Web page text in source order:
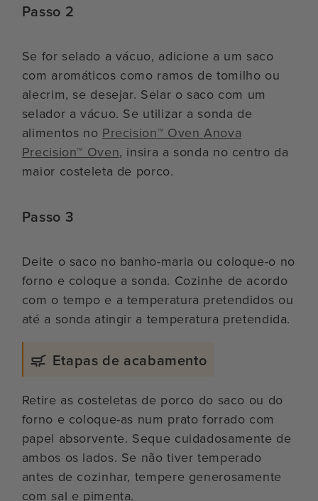
Passo 2
Se for selado a vácuo, adicione a um saco
com aromáticos como ramos de tomilho ou
alecrim, se desejar. Selar o saco com um
selador a vácuo. Se utilizar a sonda de
alimentos no Precision™ Oven Anova
Precision™ Oven, insira a sonda no centro da
maior costeleta de porco.
Passo 3
Deite o saco no banho-maria ou coloque-o no
forno e coloque a sonda. Cozinhe de acordo
com o tempo e a temperatura pretendidos ou
até a sonda atingir a temperatura pretendida.
Etapas de acabamento
Retire as costeletas de porco do saco ou do
forno e coloque-as num prato forrado com
papel absorvente. Seque cuidadosamente de
ambos os lados. Se não tiver temperado
antes de cozinhar, tempere generosamente
com sal e pimenta.